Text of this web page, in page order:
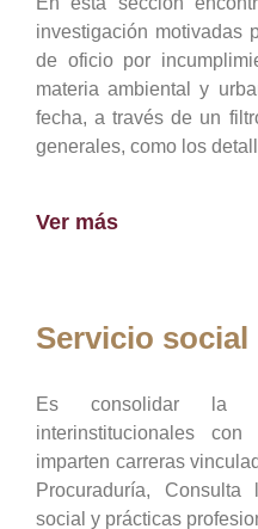
investigación motivadas
de oficio por
materia ambiental y
fecha, a través de un
generales, como los
Ver más
Servicio social
Es consolidar la
interinstitucionales
imparten carreras
Procuraduría,
social y prácticas